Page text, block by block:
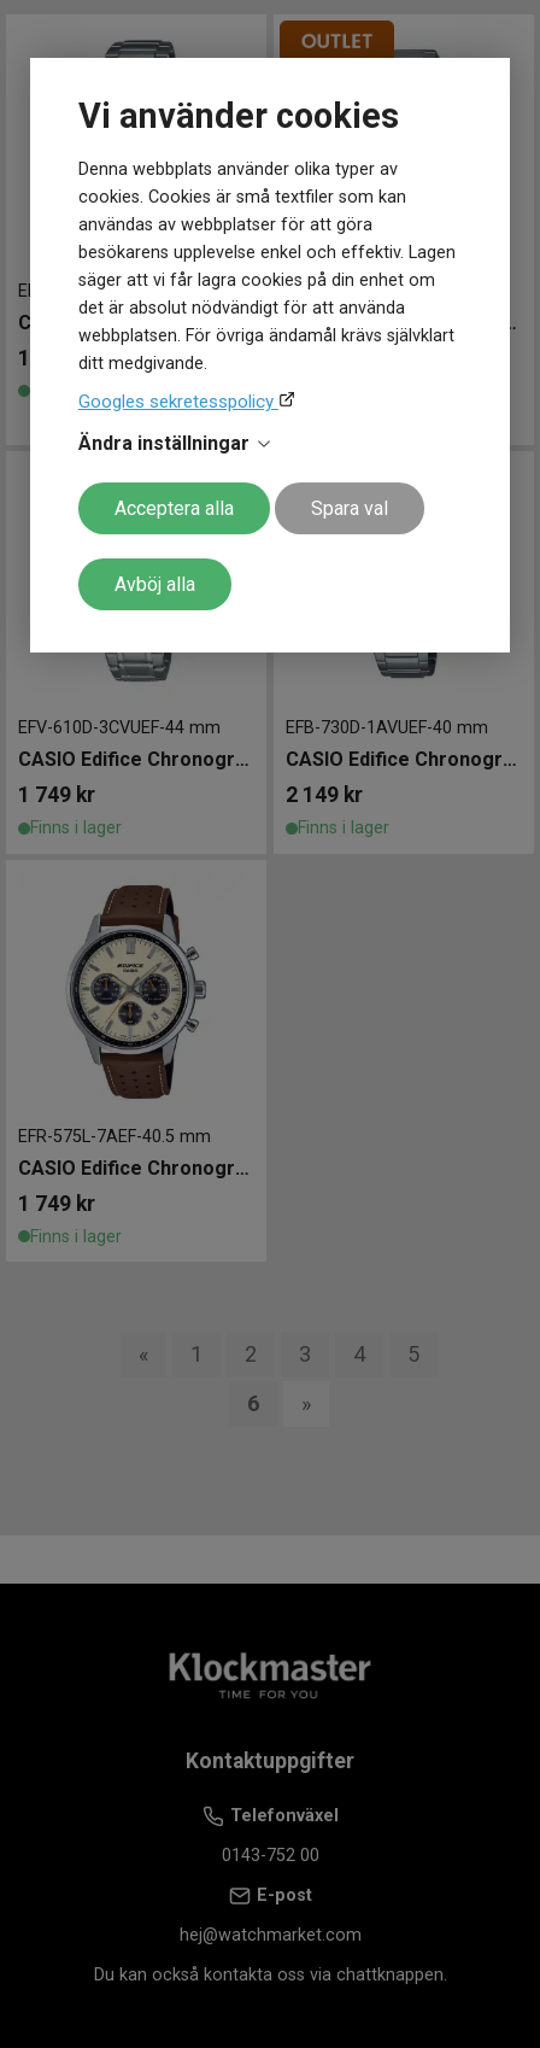
Vi använder cookies
Denna webbplats använder olika typer av
cookies. Cookies är små textfiler som kan
användas av webbplatser för att göra
besökarens upplevelse enkel och effektiv. Lagen
säger att vi får lagra cookies på din enhet om
det är absolut nödvändigt för att använda
webbplatsen. För övriga ändamål krävs självklart
ditt medgivande.
Googles sekretesspolicy
Ändra inställningar
Acceptera alla Spara val
Avböj alla
EFB-109D-7AVEF- 38.5 mm
CASIO Edifice Motorsports 38.5mm
1 999 kr
Finns i lager
EFB-700D-8AVUEF-45 mm
CASIO Edifice Chronograph 45mm
2 298kr
EFV-610D-3CVUEF-44 mm
CASIO Edifice Chronograph 44mm
1 749 kr
Finns i lager
EFB-730D-1AVUEF-40 mm
CASIO Edifice Chronograph 40mm
2 149 kr
Finns i lager
EFR-575L-7AEF-40.5 mm
CASIO Edifice Chronograph 40mm
1 749 kr
Finns i lager
« 1 2 3 4
5
6
»
Kontaktuppgifter
Telefonväxel
0143-752 00
E-post
hej@watchmarket.com
Du kan också kontakta oss via chattknappen.